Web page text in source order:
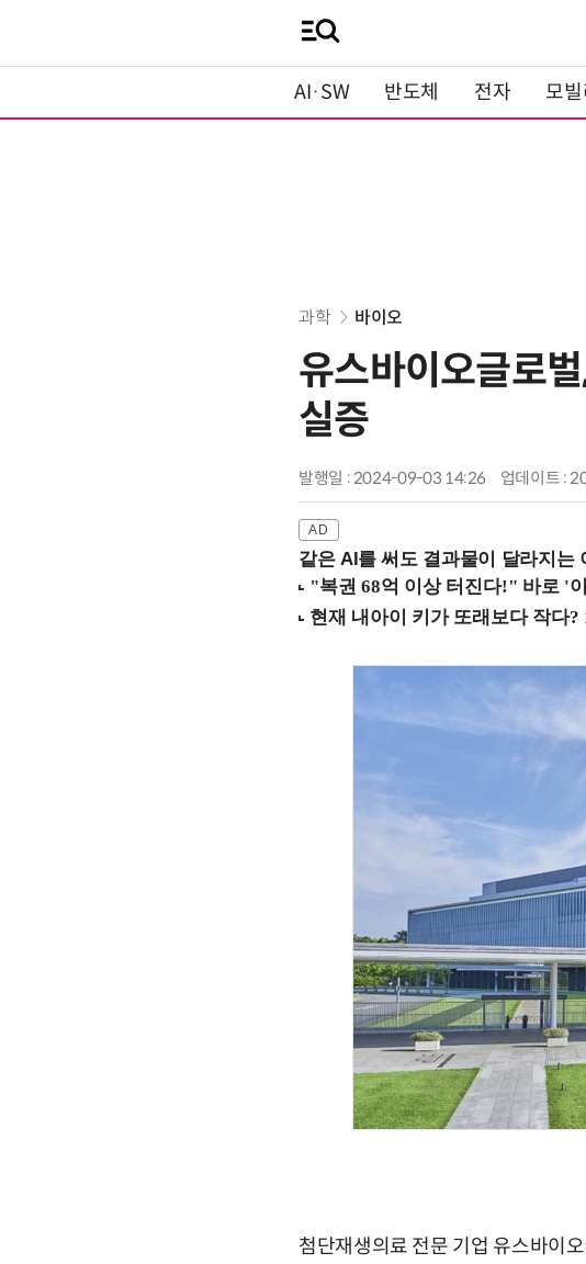
AI·SW 반도체 전자 모빌
과학 바이오
유스바이오글로
실증
발행일 : 2024-09-03 14:26 업데이트 :
같은 AI를 써도 결과물이 달라지는
첨단재생의료 전문 기업 유스바이